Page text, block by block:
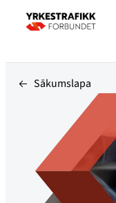
Sākumslapa